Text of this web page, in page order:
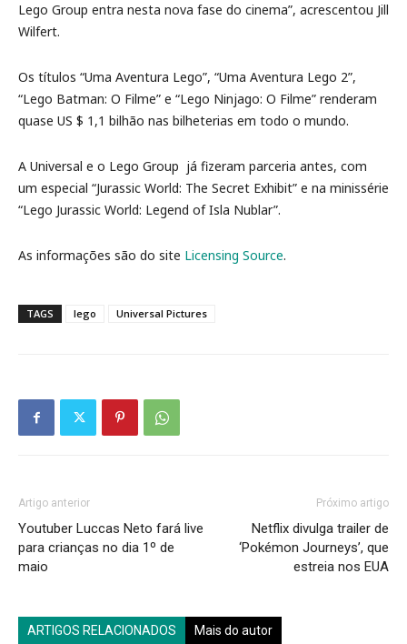
Lego Group entra nesta nova fase do cinema”, acrescentou Jill
Wilfert.
Os títulos “Uma Aventura Lego”, “Uma Aventura Lego 2”,
“Lego Batman: O Filme” e “Lego Ninjago: O Filme” renderam
quase US $ 1,1 bilhão nas bilheterias em todo o mundo.
A Universal e o Lego Group já fizeram parceria antes, com
um especial “Jurassic World: The Secret Exhibit” e na minissérie
“Lego Jurassic World: Legend of Isla Nublar”.
As informações são do site Licensing Source.
TAGS lego Universal Pictures
Artigo anterior
Youtuber Luccas Neto fará live
para crianças no dia 1º de
maio
Próximo artigo
Netflix divulga trailer de
‘Pokémon Journeys’, que
estreia nos EUA
ARTIGOS RELACIONADOS Mais do autor